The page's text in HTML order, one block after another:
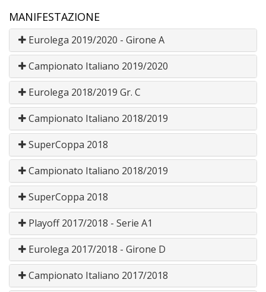
MANIFESTAZIONE
Eurolega 2019/2020 - Girone A
Campionato Italiano 2019/2020
Eurolega 2018/2019 Gr. C
Campionato Italiano 2018/2019
SuperCoppa 2018
Campionato Italiano 2018/2019
SuperCoppa 2018
Playoff 2017/2018 - Serie A1
Eurolega 2017/2018 - Girone D
Campionato Italiano 2017/2018